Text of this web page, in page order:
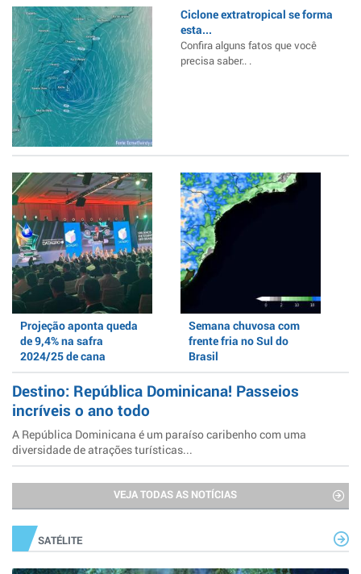
Ciclone extratropical se forma
esta...
Confira alguns fatos que você
precisa saber.. .
Projeção aponta queda
de 9,4% na safra
2024/25 de cana
Semana chuvosa com
frente fria no Sul do
Brasil
Destino: República Dominicana! Passeios
incríveis o ano todo
A República Dominicana é um paraíso caribenho com uma
diversidade de atrações turísticas...
VEJA TODAS AS NOTÍCIAS
SATÉLITE